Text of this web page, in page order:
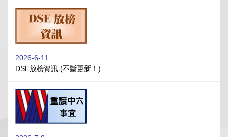
2026-6-11
DSE放榜資訊 (不斷更新！)